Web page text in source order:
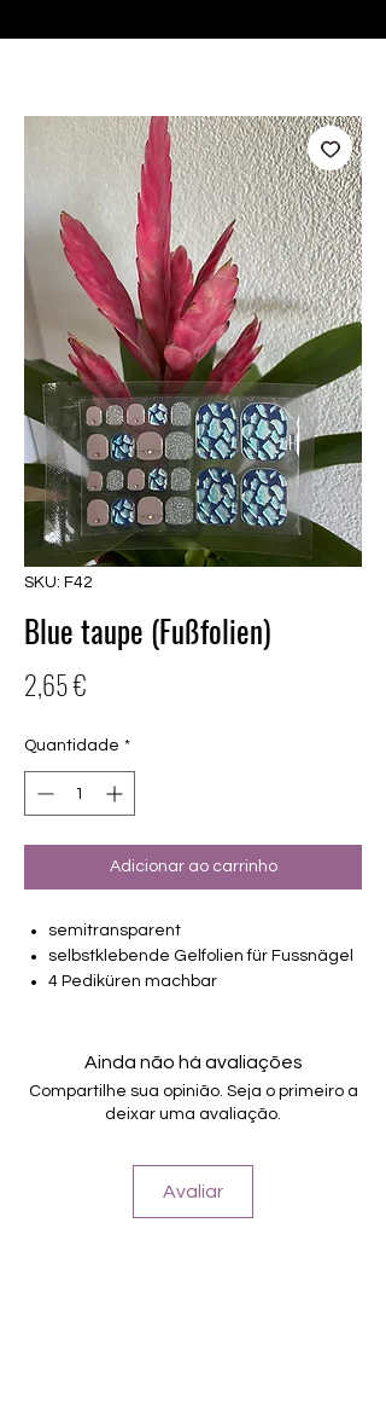
SKU: F42
Blue taupe (Fußfolien)
2,65 €
Quantidade *
Adicionar ao carrinho
semitransparent
selbstklebende Gelfolien für Fussnägel
4 Pediküren machbar
Halten bis zu 14 Tage
Ainda não há avaliações
Compartilhe sua opinião. Seja o primeiro a
deixar uma avaliação.
Avaliar